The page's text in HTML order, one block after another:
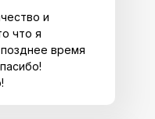
и
что я
время